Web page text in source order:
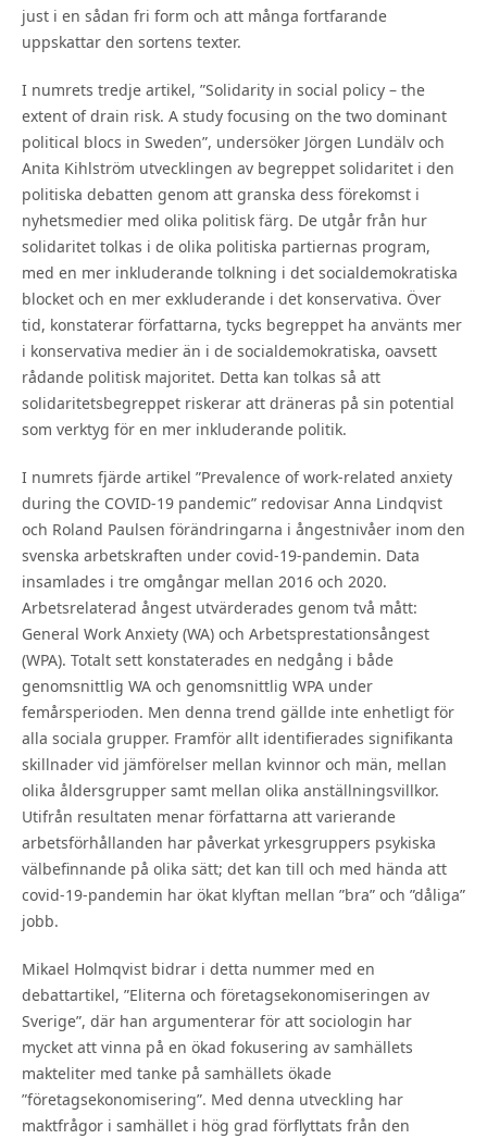
just i en sådan fri form och att många fortfarande
uppskattar den sortens texter.
I numrets tredje artikel, ”Solidarity in social policy – the
extent of drain risk. A study focusing on the two dominant
political blocs in Sweden”, undersöker Jörgen Lundälv och
Anita Kihlström utvecklingen av begreppet solidaritet i den
politiska debatten genom att granska dess förekomst i
nyhetsmedier med olika politisk färg. De utgår från hur
solidaritet tolkas i de olika politiska partiernas program,
med en mer inkluderande tolkning i det socialdemokratiska
blocket och en mer exkluderande i det konservativa. Över
tid, konstaterar författarna, tycks begreppet ha använts mer
i konservativa medier än i de socialdemokratiska, oavsett
rådande politisk majoritet. Detta kan tolkas så att
solidaritetsbegreppet riskerar att dräneras på sin potential
som verktyg för en mer inkluderande politik.
I numrets fjärde artikel ”Prevalence of work-related anxiety
during the COVID-19 pandemic” redovisar Anna Lindqvist
och Roland Paulsen förändringarna i ångestnivåer inom den
svenska arbetskraften under covid-19-pandemin. Data
insamlades i tre omgångar mellan 2016 och 2020.
Arbetsrelaterad ångest utvärderades genom två mått:
General Work Anxiety (WA) och Arbetsprestationsångest
(WPA). Totalt sett konstaterades en nedgång i både
genomsnittlig WA och genomsnittlig WPA under
femårsperioden. Men denna trend gällde inte enhetligt för
alla sociala grupper. Framför allt identifierades signifikanta
skillnader vid jämförelser mellan kvinnor och män, mellan
olika åldersgrupper samt mellan olika anställningsvillkor.
Utifrån resultaten menar författarna att varierande
arbetsförhållanden har påverkat yrkesgruppers psykiska
välbefinnande på olika sätt; det kan till och med hända att
covid-19-pandemin har ökat klyftan mellan ”bra” och ”dåliga”
jobb.
Mikael Holmqvist bidrar i detta nummer med en
debattartikel, ”Eliterna och företagsekonomiseringen av
Sverige”, där han argumenterar för att sociologin har
mycket att vinna på en ökad fokusering av samhällets
makteliter med tanke på samhällets ökade
”företagsekonomisering”. Med denna utveckling har
maktfrågor i samhället i hög grad förflyttats från den